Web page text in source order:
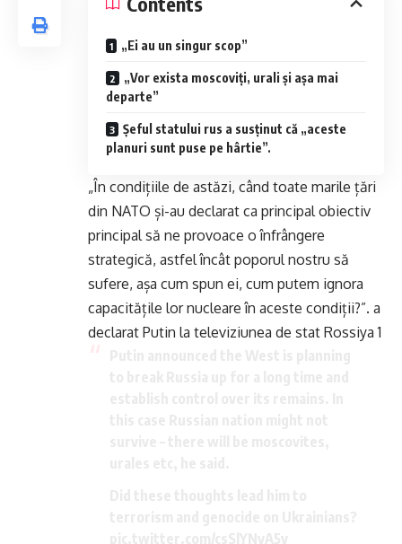
„Ei au un singur scop”
„Vor exista moscoviți, urali și așa mai
departe”
Șeful statului rus a susținut că „aceste
planuri sunt puse pe hârtie”.
„În condițiile de astăzi, când toate marile țări
din NATO și-au declarat ca principal obiectiv
principal să ne provoace o înfrângere
strategică, astfel încât poporul nostru să
sufere, așa cum spun ei, cum putem ignora
capacitățile lor nucleare în aceste condiții?”. a
declarat Putin la televiziunea de stat Rossiya 1